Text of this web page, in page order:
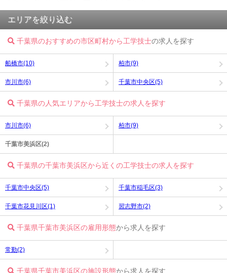
エリアを絞り込む
千葉県のおすすめの市区町村から工学技士の求人を探す
船橋市(10) 柏市(9)
市川市(6) 千葉市中央区(5)
千葉県の人気エリアから工学技士の求人を探す
市川市(6) 柏市(9)
千葉市美浜区(2)
千葉県の千葉市美浜区から近くの工学技士の求人を探す
千葉市中央区(5) 千葉市稲毛区(3)
千葉市花見川区(1) 習志野市(2)
千葉県千葉市美浜区の雇用形態から求人を探す
常勤(2)
千葉県千葉市美浜区の施設形態から求人を探す